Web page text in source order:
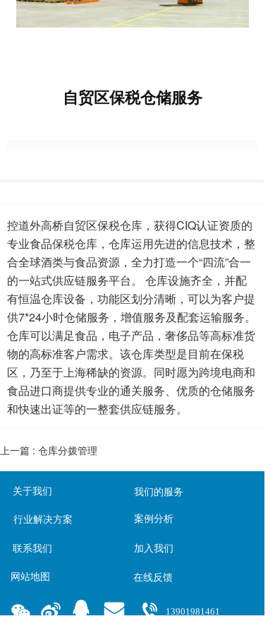
自贸区保税仓储服务
控道外高桥自贸区保税仓库，获得CIQ认证资质的
专业食品保税仓库，仓库运用先进的信息技术，整
合全球酒类与食品资源，全力打造一个“四流”合一
的一站式供应链服务平台。 仓库设施齐全，并配
有恒温仓库设备，功能区划分清晰，可以为客户提
供7*24小时仓储服务，增值服务及配套运输服务。
仓库可以满足食品，电子产品，奢侈品等高标准货
物的高标准客户需求。该仓库类型是目前在保税
区，乃至于上海稀缺的资源。同时愿为跨境电商和
食品进口商提供专业的通关服务、优质的仓储服务
和快速出证等的一整套供应链服务。
上一篇 : 仓库分拨管理
关于我们 我们的服务
行业解决方案 案例分析
联系我们 加入我们
网站地图 在线反馈
13901981461